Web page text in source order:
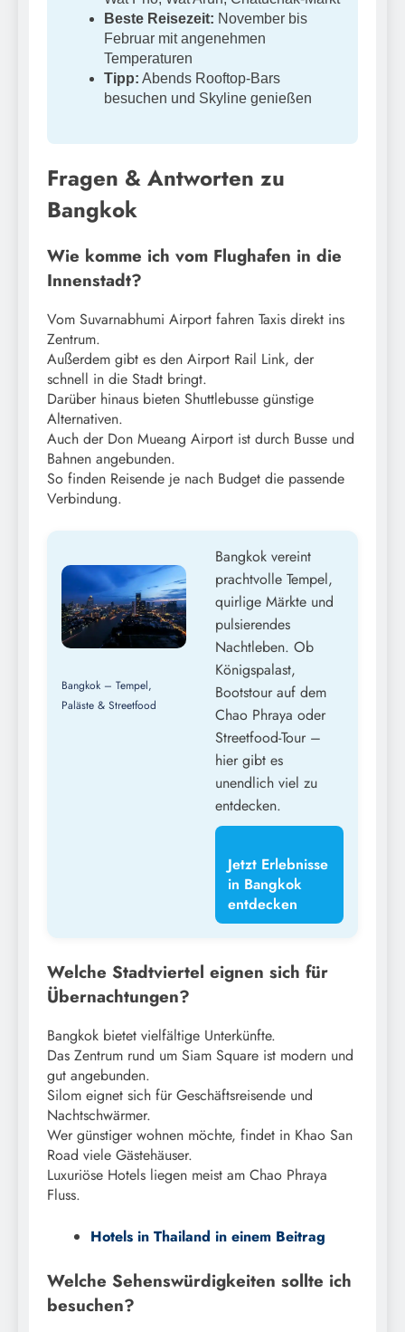
Beste Reisezeit: November bis
Februar mit angenehmen
Temperaturen
Tipp: Abends Rooftop-Bars
besuchen und Skyline genießen
Fragen & Antworten zu
Bangkok
Wie komme ich vom Flughafen in die
Innenstadt?
Vom Suvarnabhumi Airport fahren Taxis direkt ins
Zentrum.
Außerdem gibt es den Airport Rail Link, der
schnell in die Stadt bringt.
Darüber hinaus bieten Shuttlebusse günstige
Alternativen.
Auch der Don Mueang Airport ist durch Busse und
Bahnen angebunden.
So finden Reisende je nach Budget die passende
Verbindung.
Bangkok – Tempel,
Paläste & Streetfood
Bangkok vereint
prachtvolle Tempel,
quirlige Märkte und
pulsierendes
Nachtleben. Ob
Königspalast,
Bootstour auf dem
Chao Phraya oder
Streetfood-Tour –
hier gibt es
unendlich viel zu
entdecken.
Jetzt Erlebnisse
in Bangkok
entdecken
Welche Stadtviertel eignen sich für
Übernachtungen?
Bangkok bietet vielfältige Unterkünfte.
Das Zentrum rund um Siam Square ist modern und
gut angebunden.
Silom eignet sich für Geschäftsreisende und
Nachtschwärmer.
Wer günstiger wohnen möchte, findet in Khao San
Road viele Gästehäuser.
Luxuriöse Hotels liegen meist am Chao Phraya
Fluss.
Hotels in Thailand in einem Beitrag
Welche Sehenswürdigkeiten sollte ich
besuchen?